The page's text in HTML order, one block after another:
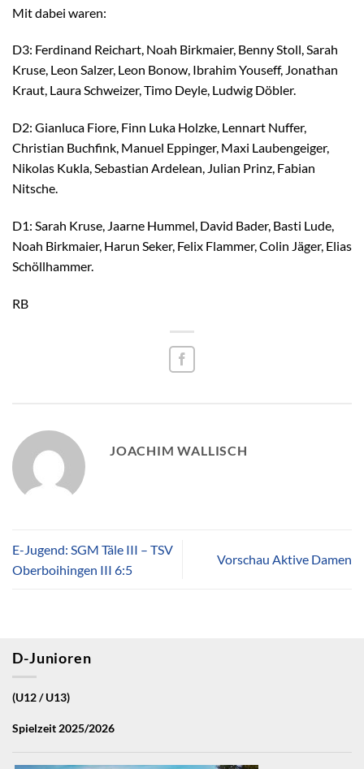
Mit dabei waren:
D3: Ferdinand Reichart, Noah Birkmaier, Benny Stoll, Sarah
Kruse, Leon Salzer, Leon Bonow, Ibrahim Youseff, Jonathan
Kraut, Laura Schweizer, Timo Deyle, Ludwig Döbler.
D2: Gianluca Fiore, Finn Luka Holzke, Lennart Nuffer,
Christian Buchfink, Manuel Eppinger, Maxi Laubengeiger,
Nikolas Kukla, Sebastian Ardelean, Julian Prinz, Fabian
Nitsche.
D1: Sarah Kruse, Jaarne Hummel, David Bader, Basti Lude,
Noah Birkmaier, Harun Seker, Felix Flammer, Colin Jäger, Elias
Schöllhammer.
RB
JOACHIM WALLISCH
E-Jugend: SGM Täle III – TSV
Oberboihingen III 6:5
Vorschau Aktive Damen
D-Junioren
(U12 / U13)
Spielzeit 2025/2026